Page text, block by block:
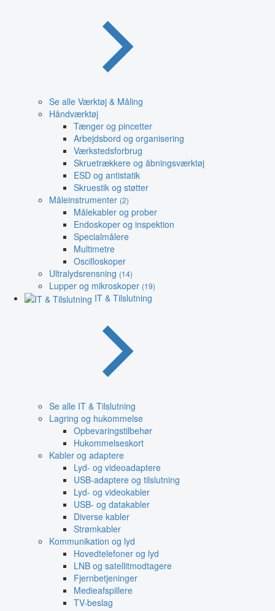
Se alle Værktøj & Måling
Håndværktøj
Tænger og pincetter
Arbejdsbord og organisering
Værkstedsforbrug
Skruetrækkere og åbningsværktøj
ESD og antistatik
Skruestik og støtter
Måleinstrumenter (2)
Målekabler og prober
Endoskoper og inspektion
Specialmålere
Multimetre
Oscilloskoper
Ultralydsrensning (14)
Lupper og mikroskoper (19)
IT & Tilslutning
Se alle IT & Tilslutning
Lagring og hukommelse
Opbevaringstilbehør
Hukommelseskort
Kabler og adaptere
Lyd- og videoadaptere
USB-adaptere og tilslutning
Lyd- og videokabler
USB- og datakabler
Diverse kabler
Strømkabler
Kommunikation og lyd
Hovedtelefoner og lyd
LNB og satellitmodtagere
Fjernbetjeninger
Medieafspillere
TV-beslag